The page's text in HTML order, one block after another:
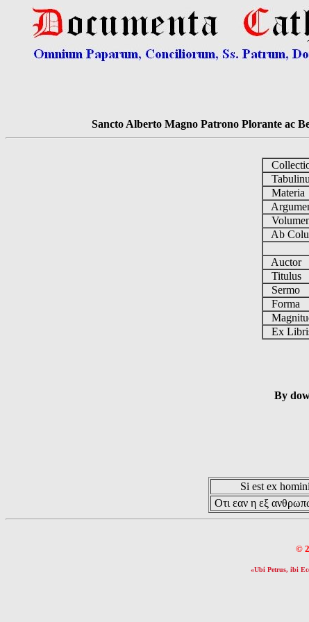
Sancto Alberto Magno Patrono Plorante ac
Materia
Ab
Auctor
Titulus
Sermo
Forma
Ex
By
Si est ex
Οτι εαν η εξ
©
«Ubi Petrus, ibi